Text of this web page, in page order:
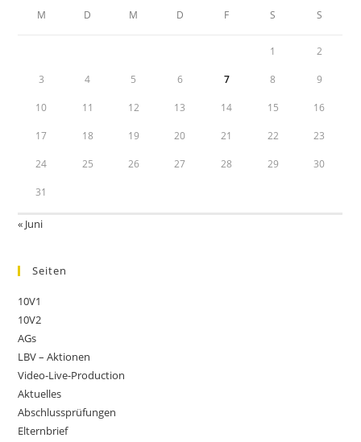
M D M D F S S
1 2
3 4 5 6 7 8 9
10 11 12 13 14 15 16
17 18 19 20 21 22 23
24 25 26 27 28 29 30
31
« Juni
Seiten
10V1
10V2
AGs
LBV – Aktionen
Video-Live-Production
Aktuelles
Abschlussprüfungen
Elternbrief